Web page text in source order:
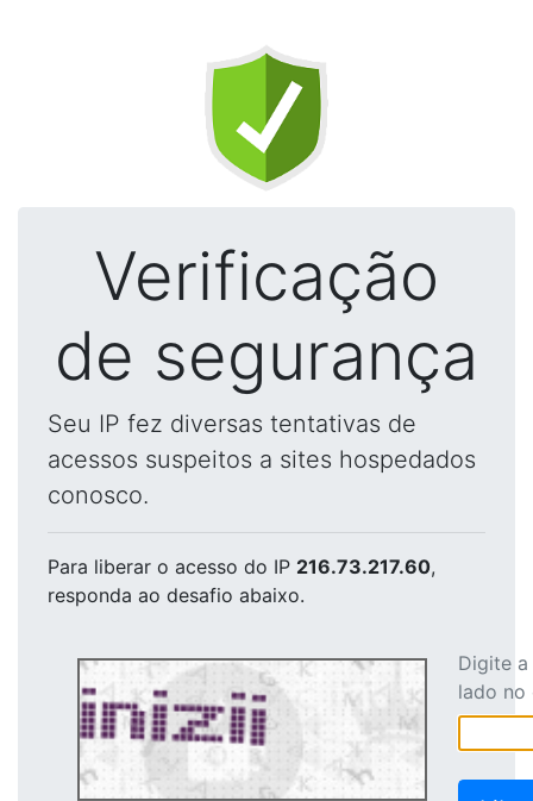
Verificação
de segurança
Seu IP fez diversas tentativas de
acessos suspeitos a sites hospedados
conosco.
Para liberar o acesso do IP 216.73.217.60,
responda ao desafio abaixo.
Digite
lado no